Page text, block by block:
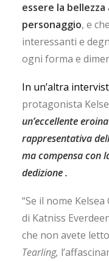
essere la
personaggio, e
interessanti e
ogni forma e
In un’altra
protagonista
un’eccellente
rappresentativa
ma compensa con
dedizione .
“Se il nome
di Katniss
che non avete letto
Tearling,